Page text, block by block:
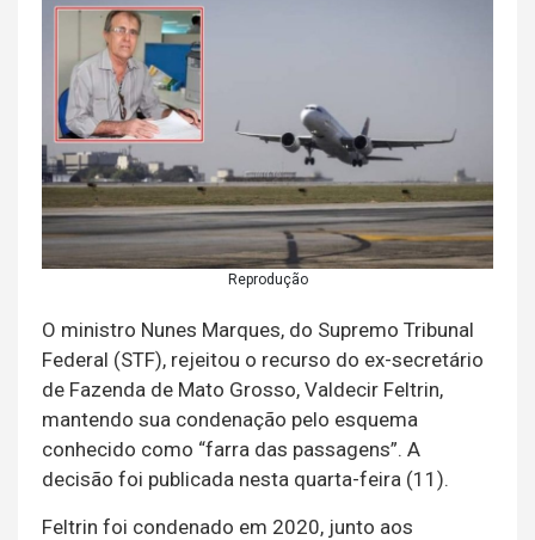
Reprodução
O ministro Nunes Marques, do Supremo Tribunal
Federal (STF), rejeitou o recurso do ex-secretário
de Fazenda de Mato Grosso, Valdecir Feltrin,
mantendo sua condenação pelo esquema
conhecido como “farra das passagens”. A
decisão foi publicada nesta quarta-feira (11).
Feltrin foi condenado em 2020, junto aos